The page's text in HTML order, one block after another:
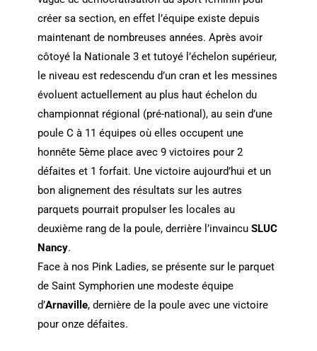
créer sa section, en effet l’équipe existe depuis
maintenant de nombreuses années. Après avoir
côtoyé la Nationale 3 et tutoyé l’échelon supérieur,
le niveau est redescendu d’un cran et les messines
évoluent actuellement au plus haut échelon du
championnat régional (pré-national), au sein d’une
poule C à 11 équipes où elles occupent une
honnête 5ème place avec 9 victoires pour 2
défaites et 1 forfait. Une victoire aujourd’hui et un
bon alignement des résultats sur les autres
parquets pourrait propulser les locales au
deuxième rang de la poule, derrière l’invaincu SLUC
Nancy.
Face à nos Pink Ladies, se présente sur le parquet
de Saint Symphorien une modeste équipe
d’Arnaville, dernière de la poule avec une victoire
pour onze défaites.